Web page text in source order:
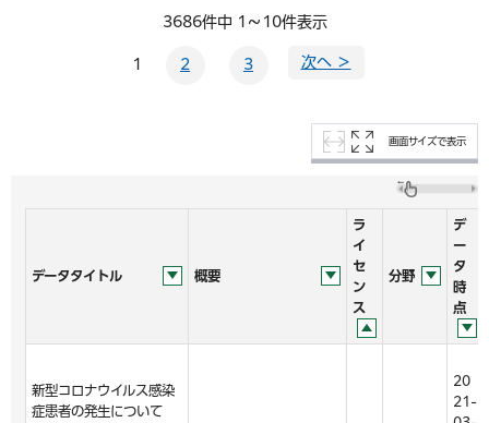
3686件中 1～10件表示
1 2 3 次へ ＞
画面サイズで表示
データタイトル 概要
ラ
イ
セ
ン
ス
分野
デ
ー
タ
時
点
新型コロナウイルス感染
症患者の発生について
20
21-